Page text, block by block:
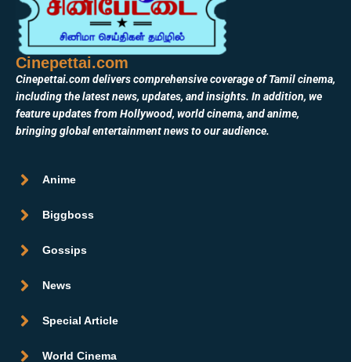
Cinepettai.com
Cinepettai.com delivers comprehensive coverage of Tamil cinema,
including the latest news, updates, and insights. In addition, we
feature updates from Hollywood, world cinema, and anime,
bringing global entertainment news to our audience.
Anime
Biggboss
Gossips
News
Special Article
World Cinema